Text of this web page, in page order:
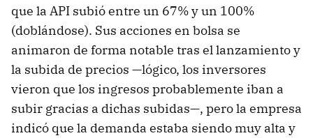
que la API subió entre un 67% y un 100%
(doblándose). Sus acciones en bolsa se
animaron de forma notable tras el lanzamiento y
la subida de precios —lógico, los inversores
vieron que los ingresos probablemente iban a
subir gracias a dichas subidas—, pero la empresa
indicó que la demanda estaba siendo muy alta y